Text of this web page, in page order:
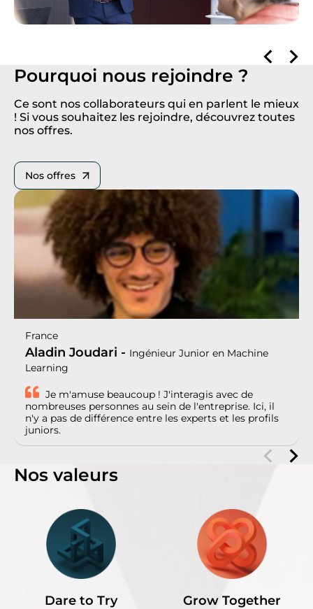
Pourquoi nous rejoindre ?
Ce sont nos collaborateurs qui en parlent le mieux
! Si vous souhaitez les rejoindre, découvrez toutes
nos offres.
Nos offres
France
Aladin Joudari - Ingénieur Junior en Machine
Learning
Je m'amuse beaucoup ! J'interagis avec de
nombreuses personnes au sein de l'entreprise. Ici, il
n'y a pas de différence entre les experts et les profils
juniors.
Nos valeurs
Dare to Try Grow Together